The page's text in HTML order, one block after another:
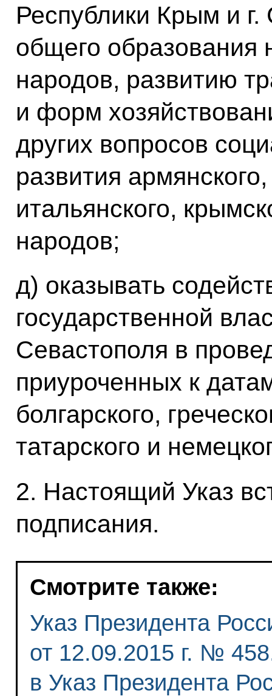
Республики Крым и г.
общего образования
народов, развитию
и форм
других вопросов
развития армянского,
итальянского,
народов;
д) оказывать
государственной
Севастополя в
приуроченных к
болгарского,
татарского и
2. Настоящий Указ
подписания.
Смотрите также:
Указ Президента
от 12.09.2015 г. №
в Указ Президента